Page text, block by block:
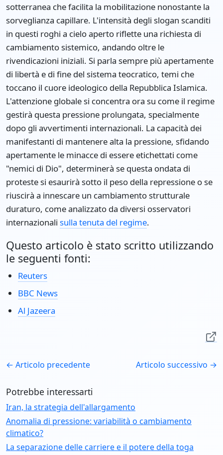
sotterranea che facilita la mobilitazione nonostante la
sorveglianza capillare. L'intensità degli slogan scanditi
in questi roghi a cielo aperto riflette una richiesta di
cambiamento sistemico, andando oltre le
rivendicazioni iniziali. Si parla sempre più apertamente
di libertà e di fine del sistema teocratico, temi che
toccano il cuore ideologico della Repubblica Islamica.
L'attenzione globale si concentra ora su come il regime
gestirà questa pressione prolungata, specialmente
dopo gli avvertimenti internazionali. La capacità dei
manifestanti di mantenere alta la pressione, sfidando
apertamente le minacce di essere etichettati come
"nemici di Dio", determinerà se questa ondata di
proteste si esaurirà sotto il peso della repressione o se
riuscirà a innescare un cambiamento strutturale
duraturo, come analizzato da diversi osservatori
internazionali sulla tenuta del regime.
Questo articolo è stato scritto utilizzando
le seguenti fonti:
Reuters
BBC News
Al Jazeera
← Articolo precedente Articolo successivo →
Potrebbe interessarti
Iran, la strategia dell'allargamento
Anomalia di pressione: variabilità o cambiamento
climatico?
La separazione delle carriere e il potere della toga